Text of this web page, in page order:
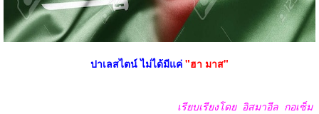
ปาเลสไตน์ ไม่ได้มีแค่ "ฮา มาส"
เรียบเรียงโดย อิสมาอีล กอเซ็ม